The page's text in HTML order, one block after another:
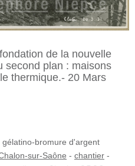
de la nouvelle
second plan : maisons
thermique.- 20 Mars
bromure d'argent
sur-Saône - chantier -